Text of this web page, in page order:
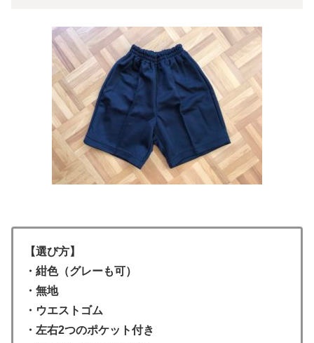
【選び方】
・紺色（グレーも可）
・無地
・ウエストゴム
・左右2つのポケット付き